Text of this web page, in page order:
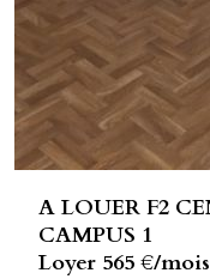
A LOUER F2
CAMPUS 1
Loyer 565 €/mois